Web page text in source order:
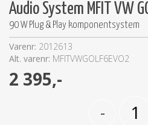
Audio System MFIT VW
90 W Plug & Play komponentsystem
Varenr: 2012613
Alt. varenr: MFITVWGOLF6EVO2
2 395,-
-